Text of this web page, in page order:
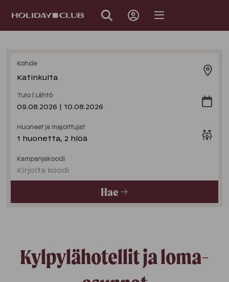
Kohde
Katinkulta
Huoneet ja majoittujat
1 huonetta, 2 hlöä
Tulo | Lähtö
09.08.2026 | 10.08.2026
Kampanjakoodi
Kirjoita koodi
Hae
Kylpylähotellit ja loma-